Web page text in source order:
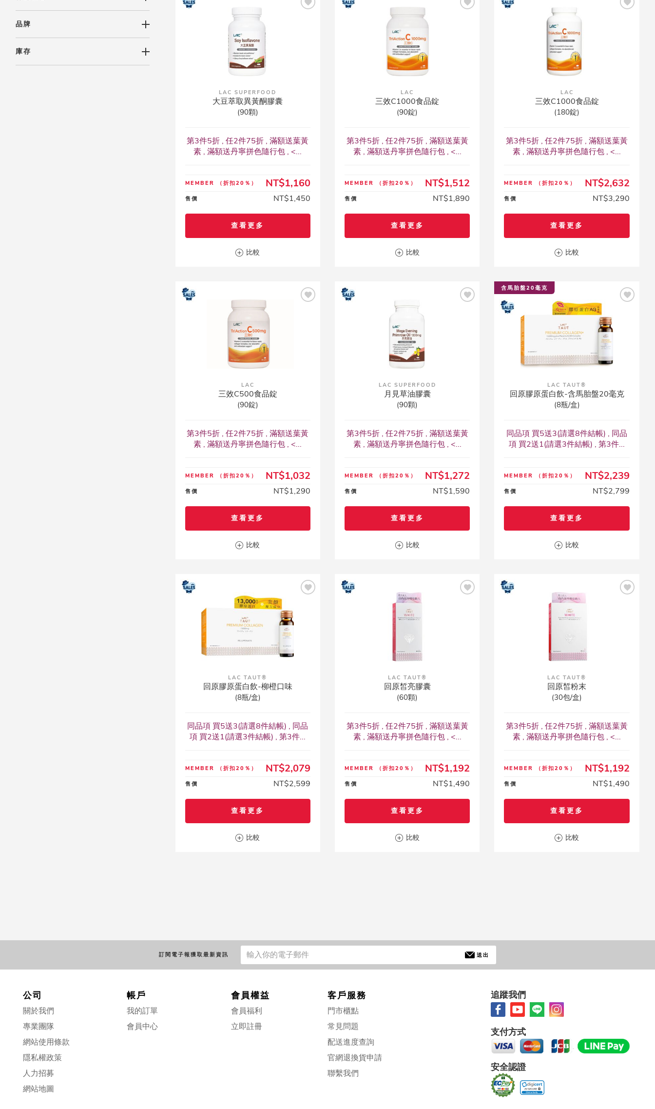
品牌
庫存
LAC SUPERFOOD
大豆萃取異黃酮膠囊
(90顆)
第3件5折 , 任2件75折 , 滿額送葉黃
素 , 滿額送丹寧拼色隨行包 , <...
MEMBER （折扣20％） NT$1,160
售價 NT$1,450
查看更多
比較
LAC
三效C1000食品錠
(90錠)
第3件5折 , 任2件75折 , 滿額送葉黃
素 , 滿額送丹寧拼色隨行包 , <...
MEMBER （折扣20％） NT$1,512
售價 NT$1,890
查看更多
比較
LAC
三效C1000食品錠
(180錠)
第3件5折 , 任2件75折 , 滿額送葉黃
素 , 滿額送丹寧拼色隨行包 , <...
MEMBER （折扣20％） NT$2,632
售價 NT$3,290
查看更多
比較
LAC
三效C500食品錠
(90錠)
第3件5折 , 任2件75折 , 滿額送葉黃
素 , 滿額送丹寧拼色隨行包 , <...
MEMBER （折扣20％） NT$1,032
售價 NT$1,290
查看更多
比較
LAC SUPERFOOD
月見草油膠囊
(90顆)
第3件5折 , 任2件75折 , 滿額送葉黃
素 , 滿額送丹寧拼色隨行包 , <...
MEMBER （折扣20％） NT$1,272
售價 NT$1,590
查看更多
比較
含馬胎盤20毫克
LAC TAUT®
回原膠原蛋白飲-含馬胎盤20毫克
(8瓶/盒)
同品項 買5送3(請選8件結帳) , 同品
項 買2送1(請選3件結帳) , 第3件...
MEMBER （折扣20％） NT$2,239
售價 NT$2,799
查看更多
比較
LAC TAUT®
回原膠原蛋白飲-柳橙口味
(8瓶/盒)
同品項 買5送3(請選8件結帳) , 同品
項 買2送1(請選3件結帳) , 第3件...
MEMBER （折扣20％） NT$2,079
售價 NT$2,599
查看更多
比較
LAC TAUT®
回原皙亮膠囊
(60顆)
第3件5折 , 任2件75折 , 滿額送葉黃
素 , 滿額送丹寧拼色隨行包 , <...
MEMBER （折扣20％） NT$1,192
售價 NT$1,490
查看更多
比較
LAC TAUT®
回原皙粉末
(30包/盒)
第3件5折 , 任2件75折 , 滿額送葉黃
素 , 滿額送丹寧拼色隨行包 , <...
MEMBER （折扣20％） NT$1,192
售價 NT$1,490
查看更多
比較
訂閱電子報獲取最新資訊 送出
公司
關於我們
專業團隊
網站使用條款
隱私權政策
人力招募
網站地圖
帳戶
我的訂單
會員中心
會員權益
會員福利
立即註冊
客戶服務
門市櫃點
常見問題
配送進度查詢
官網退換貨申請
聯繫我們
追蹤我們
支付方式
安全認證